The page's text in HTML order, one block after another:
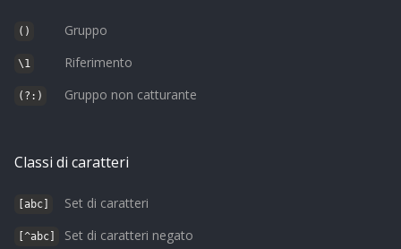
() Gruppo
\1 Riferimento
(?:) Gruppo non catturante
Classi di caratteri
[abc] Set di caratteri
[^abc] Set di caratteri negato